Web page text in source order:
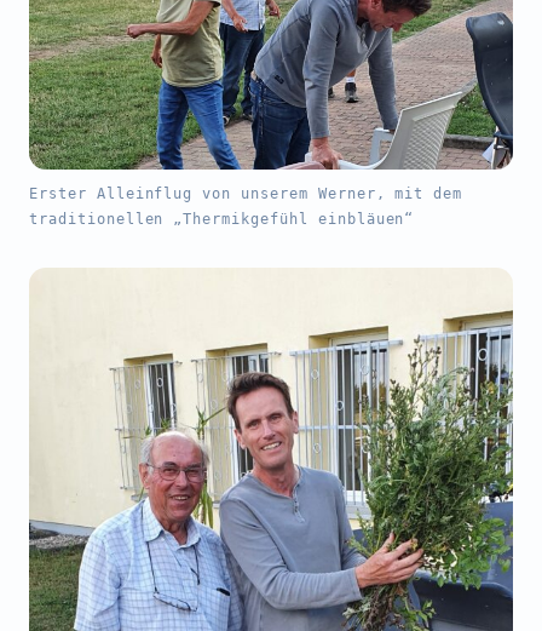
Erster Alleinflug von unserem Werner, mit dem
traditionellen „Thermikgefühl einbläuen“